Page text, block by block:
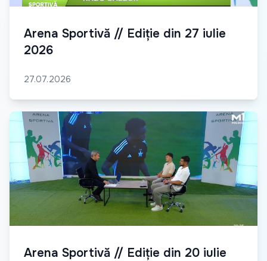
Arena Sportivă // Ediție din 27 iulie
2026
27.07.2026
Arena Sportivă // Ediție din 20 iulie